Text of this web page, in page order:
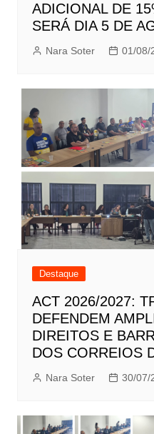
ADICIONAL DE
SERÁ DIA 5 DE
Nara Soter 01/08/
Destaque
ACT 2026/2027:
DEFENDEM
DIREITOS E
DOS CORREIOS
Nara Soter 30/07/